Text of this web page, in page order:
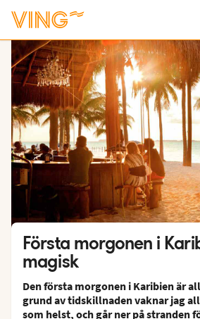
Första morgonen i
magisk
Den första morgonen i Karibien är
grund av tidskillnaden vaknar jag
som helst, och går ner på stranden